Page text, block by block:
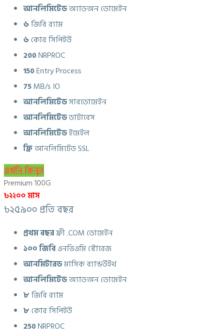
আনলিমিটেডঅ্যাডঅন ডোমেইন
৬জিবি র‍্যাম
৬কোর সিপিইউ
200NRPROC
150Entry Process
75MB/s IO
আনলিমিটেডসাবডোমেইন
আনলিমিটেডডাটাবেস
আনলিমিটেডইমেইল
ফ্রিআনলিমিটেড SSL
এখনি কিনুন
Premium 100G
৳২২০০ মাস
৳২৫৯০০ প্রতি বছর
প্রথম বছরফ্রী .COM ডোমেইন
১০০ জিবিএনভিএমি স্টোরেজ
আনমিটারডমাসিক ব্যান্ডউইথ
আনলিমিটেডঅ্যাডঅন ডোমেইন
৮জিবি র‍্যাম
৮কোর সিপিইউ
250NRPROC